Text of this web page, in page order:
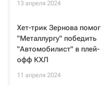
13 апреля 2024
Хет-трик Зернова помог
"Металлургу" победить
"Автомобилист" в плей-
офф КХЛ
11 апреля 2024